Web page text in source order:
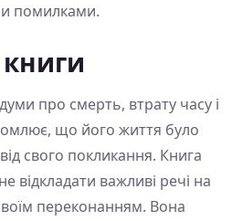
помилками.
книги
про смерть, втрату часу і
що його життя було
свого покликання. Книга
відкладати важливі речі на
переконанням. Вона